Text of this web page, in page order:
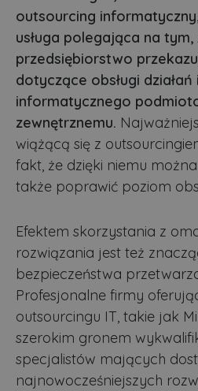
outsourcing
usługa polegająca na tym,
przedsiębiorstwo
dotyczące obsługi
informatycznego
zewnętrznemu.
wiążącą się z
fakt, że dzięki niemu
także poprawić poziom
Efektem skorzystania z
rozwiązania jest też
bezpieczeństwa
Profesjonalne firmy
outsourcingu IT, takie jak
szerokim gronem
specjalistów mających
najnowocześniejszych